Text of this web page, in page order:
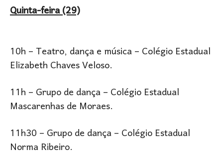
Quinta-feira (29)
10h – Teatro, dança e música – Colégio Estadual
Elizabeth Chaves Veloso.
11h – Grupo de dança – Colégio Estadual
Mascarenhas de Moraes.
11h30 – Grupo de dança – Colégio Estadual
Norma Ribeiro.